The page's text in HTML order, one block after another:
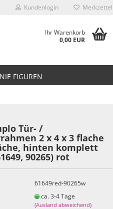
Kundenlogin Merkzettel
Ihr Warenkorb
0,00 EUR
FIGUREN
Tür- /
2 x 4 x 3 flache
hinten komplett
90265) rot
61649red-90265w
ca. 3-4 Tage
(Ausland abweichend)